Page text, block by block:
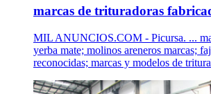
marcas de trituradoras
MIL ANUNCIOS.COM - Picursa. ...
yerba mate; molinos areneros marcas;
reconocidas; marcas y modelos de